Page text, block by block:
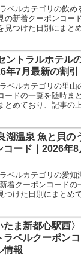
ベルカテゴリの飲め
の新着クーポンコー
見つけた日別にまと
ポンになります。ホ
ントラルホテル
年7月最新の割引
ベルカテゴリの里山
ードの一覧を随時ま
とめており、記事の
ホテル・旅館宿泊の
湖温泉 魚と貝の
コード｜2026年
ベルカテゴリの愛知
着クーポンコードの
つけた日別にまとめ
ンになります。ホテ
たま新都心駅西
ラベルクーポン
情報